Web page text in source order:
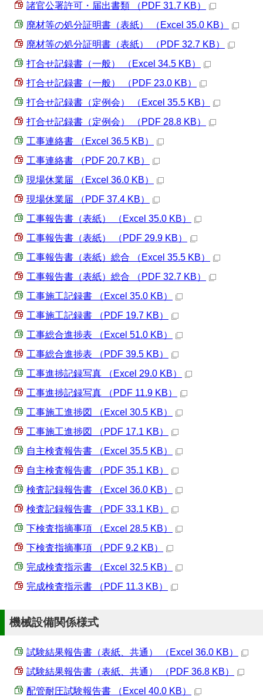
諸官公署許可・届出書類 （PDF 31.7 KB）
廃材等の処分証明書（表紙） （Excel 35.0 KB）
廃材等の処分証明書（表紙） （PDF 32.7 KB）
打合せ記録書（一般） （Excel 34.5 KB）
打合せ記録書（一般） （PDF 23.0 KB）
打合せ記録書（定例会） （Excel 35.5 KB）
打合せ記録書（定例会） （PDF 28.8 KB）
工事連絡書 （Excel 36.5 KB）
工事連絡書 （PDF 20.7 KB）
現場休業届 （Excel 36.0 KB）
現場休業届 （PDF 37.4 KB）
工事報告書（表紙） （Excel 35.0 KB）
工事報告書（表紙） （PDF 29.9 KB）
工事報告書（表紙）総合 （Excel 35.5 KB）
工事報告書（表紙）総合 （PDF 32.7 KB）
工事施工記録書 （Excel 35.0 KB）
工事施工記録書 （PDF 19.7 KB）
工事総合進捗表 （Excel 51.0 KB）
工事総合進捗表 （PDF 39.5 KB）
工事進捗記録写真 （Excel 29.0 KB）
工事進捗記録写真 （PDF 11.9 KB）
工事施工進捗図 （Excel 30.5 KB）
工事施工進捗図 （PDF 17.1 KB）
自主検査報告書 （Excel 35.5 KB）
自主検査報告書 （PDF 35.1 KB）
検査記録報告書 （Excel 36.0 KB）
検査記録報告書 （PDF 33.1 KB）
下検査指摘事項 （Excel 28.5 KB）
下検査指摘事項 （PDF 9.2 KB）
完成検査指示書 （Excel 32.5 KB）
完成検査指示書 （PDF 11.3 KB）
機械設備関係様式
試験結果報告書（表紙、共通） （Excel 36.0 KB）
試験結果報告書（表紙、共通） （PDF 36.8 KB）
配管耐圧試験報告書 （Excel 40.0 KB）